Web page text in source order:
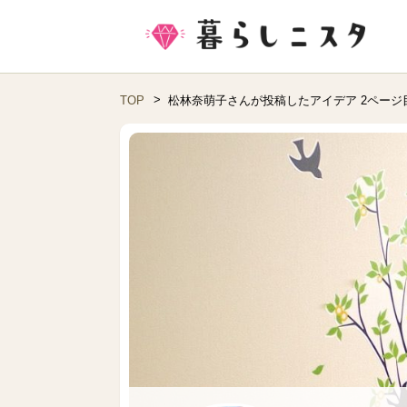
TOP 松林奈萌子さんが投稿したアイデア 2ページ